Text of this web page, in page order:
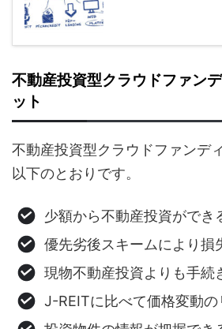
不動産投資型クラウドファン
ット
不動産投資型クラウドファンデ
以下のとおりです。
少額から不動産投資ができ
優先劣後スキームにより損
現物不動産投資よりも手続
J-REITに比べて価格変動の